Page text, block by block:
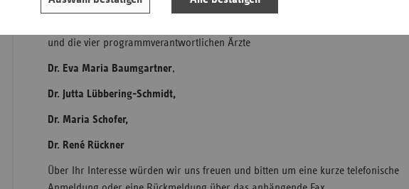
Thüringen
Dieter Bollmann, Vorstand Kassenärztliche Vereinigung Hamburg
und die vier programmverantwortlichen Ärzte
Dr. Eva Maria Baumgartner,
Dr. Jutta Lübbering-Schmidt,
Dr. Maria Schofer,
Dr. René Rückner
Über Ihr Interesse würden wir uns freuen und bitten um eine kurze telefonische